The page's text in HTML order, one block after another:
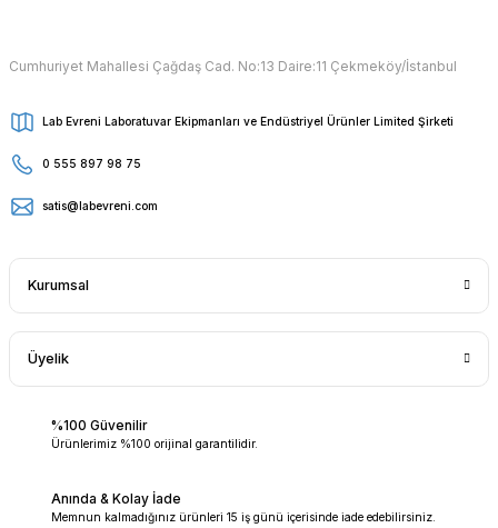
Cumhuriyet Mahallesi Çağdaş Cad. No:13 Daire:11 Çekmeköy/İstanbul
Lab Evreni Laboratuvar Ekipmanları ve Endüstriyel Ürünler Limited Şirketi
0 555 897 98 75
satis@labevreni.com
Kurumsal
Üyelik
%100 Güvenilir
Ürünlerimiz %100 orijinal garantilidir.
Anında & Kolay İade
Memnun kalmadığınız ürünleri 15 iş günü içerisinde iade edebilirsiniz.